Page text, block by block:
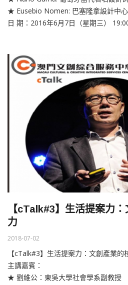
★ Eusebio Nomen: 巴塞隆拿設計中
日 期：2016年6月7日（星期三）
【cTalk#3】生活提案力
力
2018-07-02
【cTalk#3】生活提案力：文創產業的
主講嘉賓：
★ 劉維公：東吳大學社會學系副教授